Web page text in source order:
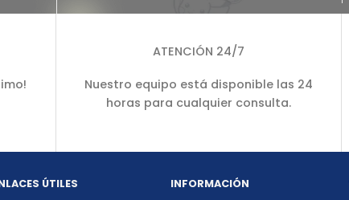
ATENCIÓN 24/7
Nuestro equipo está disponible las 24
horas para cualquier consulta.
ÚTILES INFORMACIÓN